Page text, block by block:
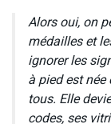
Alors oui, on
médailles et
ignorer les
à pied est
tous. Elle
codes, ses